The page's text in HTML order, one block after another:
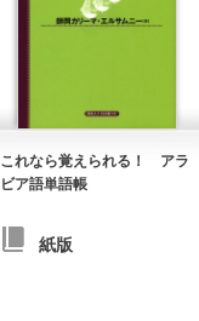
これなら覚えられる！ アラ
ビア語単語帳
紙版